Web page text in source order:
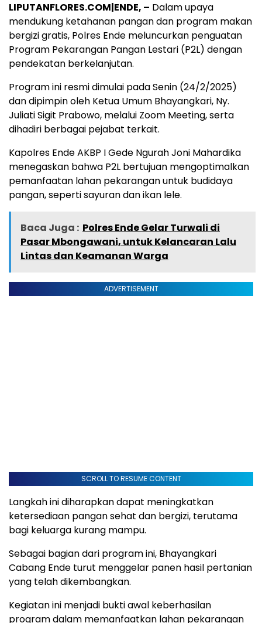
LIPUTANFLORES.COM|ENDE, – Dalam upaya
mendukung ketahanan pangan dan program makan
bergizi gratis, Polres Ende meluncurkan penguatan
Program Pekarangan Pangan Lestari (P2L) dengan
pendekatan berkelanjutan.
Program ini resmi dimulai pada Senin (24/2/2025)
dan dipimpin oleh Ketua Umum Bhayangkari, Ny.
Juliati Sigit Prabowo, melalui Zoom Meeting, serta
dihadiri berbagai pejabat terkait.
Kapolres Ende AKBP I Gede Ngurah Joni Mahardika
menegaskan bahwa P2L bertujuan mengoptimalkan
pemanfaatan lahan pekarangan untuk budidaya
pangan, seperti sayuran dan ikan lele.
Baca Juga : Polres Ende Gelar Turwali di
Pasar Mbongawani, untuk Kelancaran Lalu
Lintas dan Keamanan Warga
ADVERTISEMENT
SCROLL TO RESUME CONTENT
Langkah ini diharapkan dapat meningkatkan
ketersediaan pangan sehat dan bergizi, terutama
bagi keluarga kurang mampu.
Sebagai bagian dari program ini, Bhayangkari
Cabang Ende turut menggelar panen hasil pertanian
yang telah dikembangkan.
Kegiatan ini menjadi bukti awal keberhasilan
program dalam memanfaatkan lahan pekarangan